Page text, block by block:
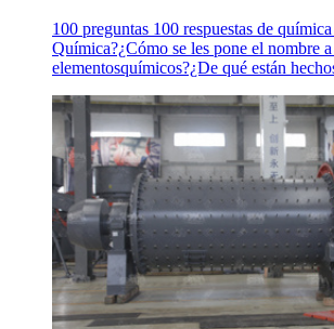
100 preguntas 100 respuestas de
Química?¿Cómo se les pone el nombre
elementosquímicos?¿De qué están